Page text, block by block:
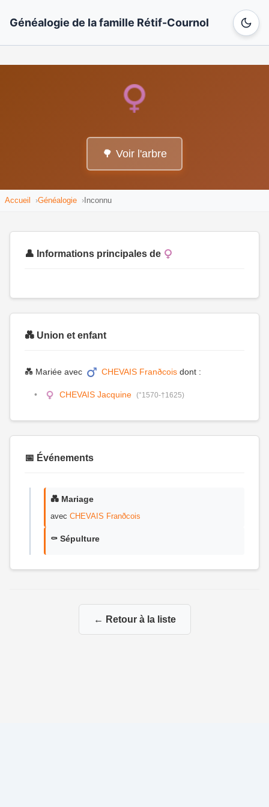
Généalogie de la famille Rétif-Cournol
🌳 Voir l'arbre
Accueil Généalogie Inconnu
👤 Informations principales de
💑 Union et enfant
💑 Mariée avec CHEVAIS Franðcois dont :
CHEVAIS Jacquine (°1570-†1625)
📅 Événements
💑 Mariage
avec CHEVAIS Franðcois
⚰️ Sépulture
← Retour à la liste